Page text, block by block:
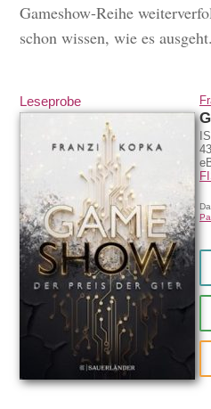
Gameshow-Reihe
schon wissen, wie es ausgeht.
Leseprobe